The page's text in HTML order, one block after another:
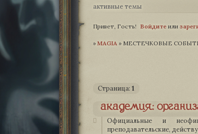
активные темы
Привет, Гость! Войдите или
» MAGIA­ » МЕСТЕЧКОВЫЕ
Страница: 1
академия:
Официальные и
преподавательские,